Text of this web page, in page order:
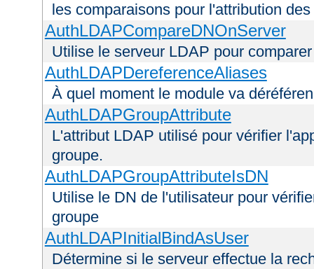
les comparaisons pour l'attribution
AuthLDAPCompareDNOnServer
Utilise le serveur LDAP pour
AuthLDAPDereferenceAliases
À quel moment le module va
AuthLDAPGroupAttribute
L'attribut LDAP utilisé pour vérifier
groupe.
AuthLDAPGroupAttributeIsDN
Utilise le DN de l'utilisateur pour
groupe
AuthLDAPInitialBindAsUser
Détermine si le serveur effectue la